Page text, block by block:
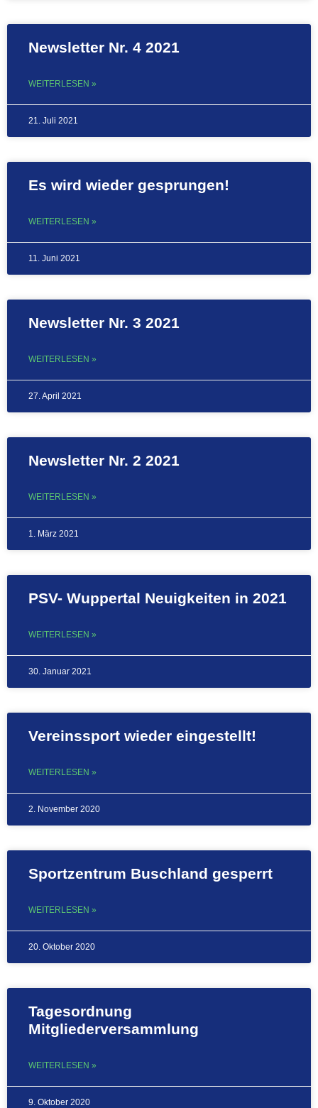
Newsletter Nr. 4 2021
WEITERLESEN »
21. Juli 2021
Es wird wieder gesprungen!
WEITERLESEN »
11. Juni 2021
Newsletter Nr. 3 2021
WEITERLESEN »
27. April 2021
Newsletter Nr. 2 2021
WEITERLESEN »
1. März 2021
PSV- Wuppertal Neuigkeiten in 2021
WEITERLESEN »
30. Januar 2021
Vereinssport wieder eingestellt!
WEITERLESEN »
2. November 2020
Sportzentrum Buschland gesperrt
WEITERLESEN »
20. Oktober 2020
Tagesordnung
Mitgliederversammlung
WEITERLESEN »
9. Oktober 2020